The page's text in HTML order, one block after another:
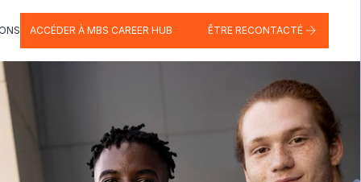
ACCÉDER À MBS CAREER HUB ÊTRE RECONTACTÉ